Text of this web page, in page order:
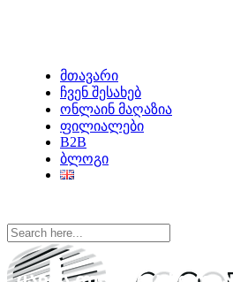
მთავარი
ჩვენ შესახებ
ონლაინ მაღაზია
ფილიალები
B2B
ბლოგი